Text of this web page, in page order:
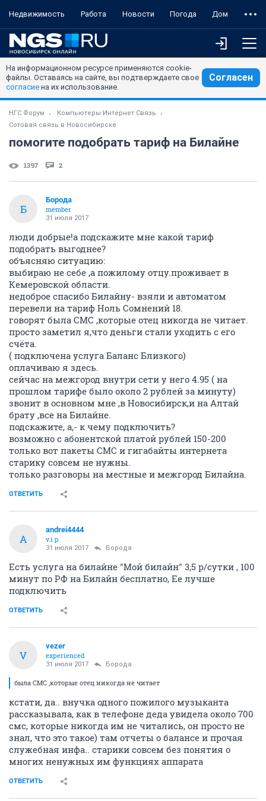
Недвижимость Работа Новости Погода Дом
На информационном ресурсе применяются cookie-
файлы. Оставаясь на сайте, вы подтверждаете свое
согласие на их использование.
Согласен
НГС.Форум
Компьютеры Интернет Связь
Сотовая связь в Новосибирске
помогите подобрать тариф на Билайне
1397 2
Б
Борода
member
31 июля 2017
люди добрые!а подскажите мне какой тариф
подобрать выгоднее?
объясняю ситуацию:
выбираю не себе ,а пожилому отцу.проживает в
Кемеровской области.
недоброе спасибо Билайну- взяли и автоматом
перевели на тариф Ноль Сомнений 18.
говорят была СМС ,которые отец никогда не читает.
просто заметил я,что деньги стали уходить с его
счёта.
( подключена услуга Баланс Близкого)
оплачиваю я здесь.
сейчас на межгород внутри сети у него 4.95 ( на
прошлом тарифе было около 2 рублей за минуту)
звонит в основном мне ,в Новосибирск,и на Алтай
брату ,все на Билайне.
подскажите, а,- к чему подключить?
возможно с абонентской платой рублей 150-200
только вот пакеты СМС и гигабайты интернета
старику совсем не нужны.
только разговоры на местные и межгород Билайна.
ОТВЕТИТЬ
A
andrei4444
v.i.p.
31 июля 2017 Борода
Есть услуга на билайне "Мой билайн" 3,5 р/сутки , 100
минут по РФ на Билайн бесплатно, Ее лучше
подключить
ОТВЕТИТЬ
V
vezer
experienced
31 июля 2017 Борода
была СМС ,которые отец никогда не читает
кстати, да.. внучка одного пожилого музыканта
рассказывала, как в телефоне деда увидела около 700
смс, которые никогда им не читались, он просто не
знал, что это такое) там отчеты о балансе и прочая
служебная инфа.. старики совсем без понятия о
многих ненужных им функциях аппарата
ОТВЕТИТЬ